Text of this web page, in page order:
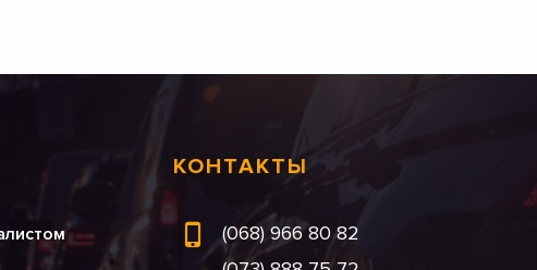
КОНТАКТЫ
(068) 966 80 82